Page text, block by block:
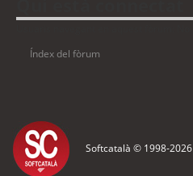
Índex del fòrum
Softcatalà © 1998-2026